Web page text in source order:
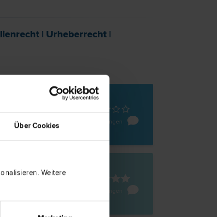
Über Cookies
Weitere
| Urheber­recht |
5 Bewertungen